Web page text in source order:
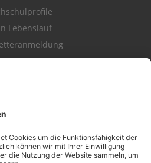
Lebenslauf
den Stellenkatalog
AGB
Daten